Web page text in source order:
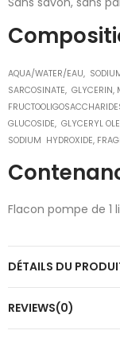
AQUA/WATER/EAU,
SARCOSINATE, GLYCERIN,
GLUCOSIDE, GLYCERYL
SODIUM HYDROXIDE,
Flacon pompe de 1
DÉTAILS DU
REVIEWS(0)